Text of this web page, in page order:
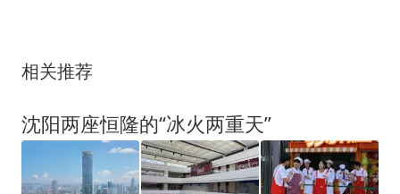
相关推荐
沈阳两座恒隆的“冰火两重天”